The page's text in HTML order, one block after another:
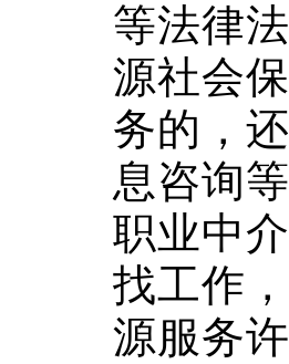
等法律
源社会
务的，
息咨询
职业中
找工作
源服务